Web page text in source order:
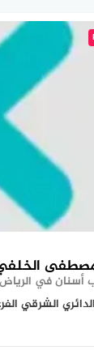
مصطفى
أسنان في الرياض
الفرعي 2854 الريان